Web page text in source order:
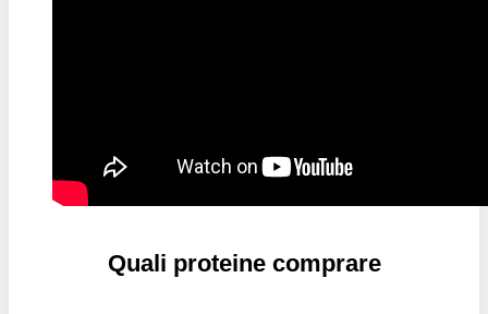
Quali proteine comprare